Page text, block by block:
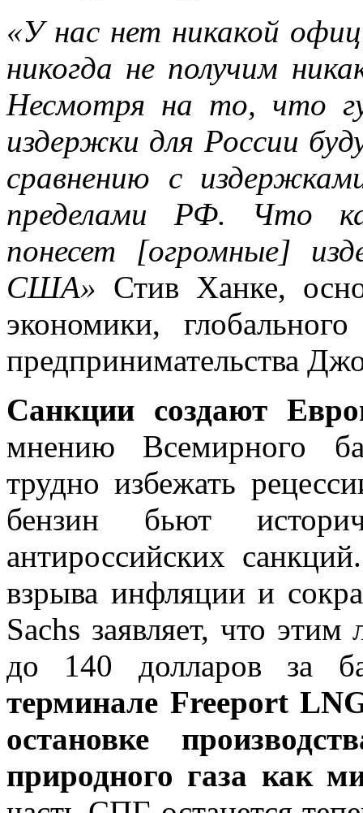
«У нас нет никакой
никогда не получим
Несмотря на то, что
издержки для России
сравнению с
пределами РФ. Что
понесет [огромные]
США» Стив Ханке,
экономики,
предпринимательства
Санкции создают
мнению Всемирного
трудно избежать
бензин бьют
антироссийских
взрыва инфляции и
Sachs заявляет, что
до 140 долларов за
терминале Freeport
остановке
природного газа как